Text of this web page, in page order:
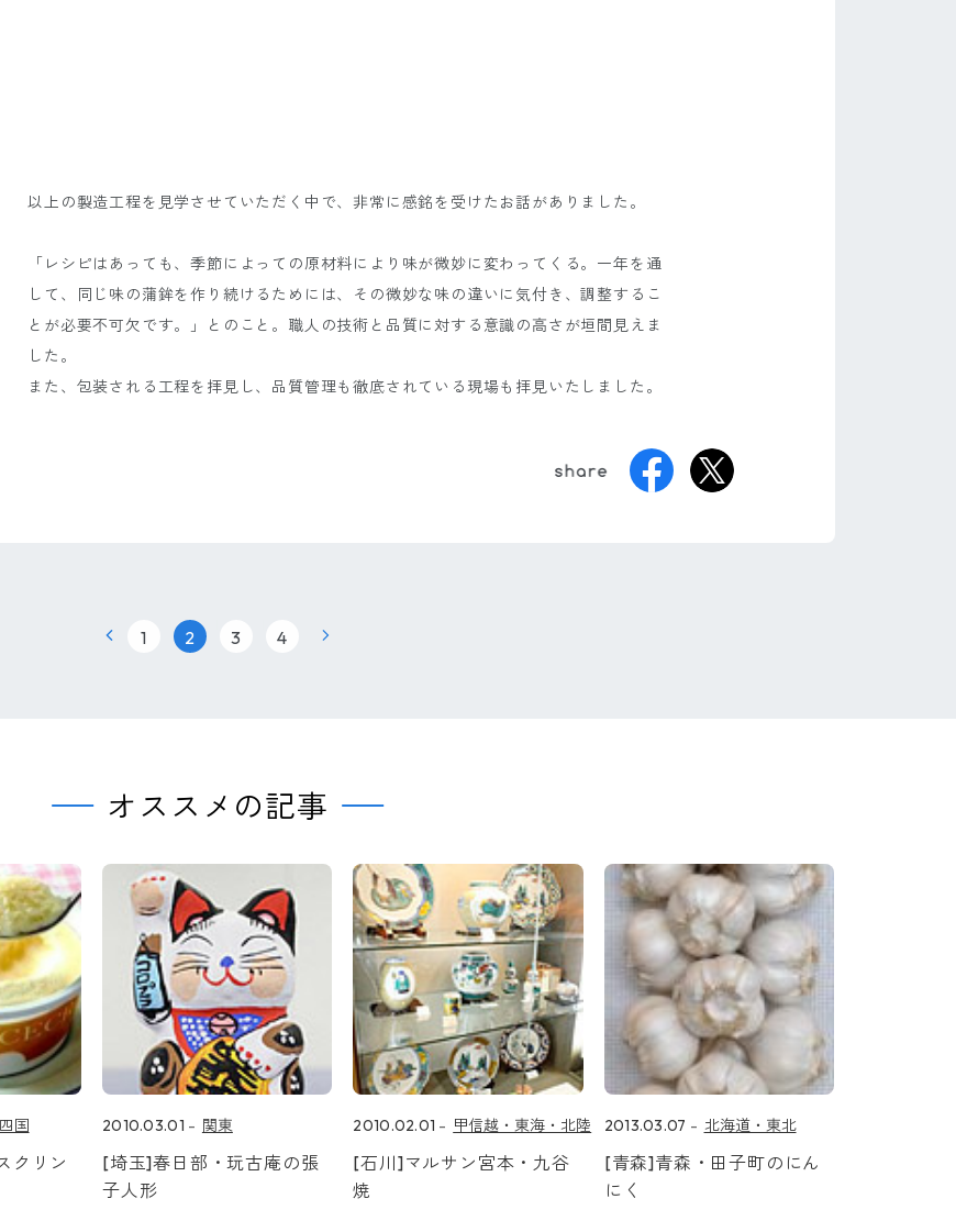
以上の製造工程を見学させていただく中で、非常に感銘を受けたお話がありました。
「レシピはあっても、季節によっての原材料により味が微妙に変わってくる。一年を通
して、同じ味の蒲鉾を作り続けるためには、その微妙な味の違いに気付き、調整するこ
とが必要不可欠です。」とのこと。職人の技術と品質に対する意識の高さが垣間見えま
した。
また、包装される工程を拝見し、品質管理も徹底されている現場も拝見いたしました。
1 2 3 4
オススメの記事
国
クリン
2010.03.01 関東
[埼玉]春日部・玩古庵の張
子人形
2010.02.01 甲信越・東海・北陸
[石川]マルサン宮本・九谷
焼
2013.03.07 北海道・東北
[青森]青森・田子町のにん
にく